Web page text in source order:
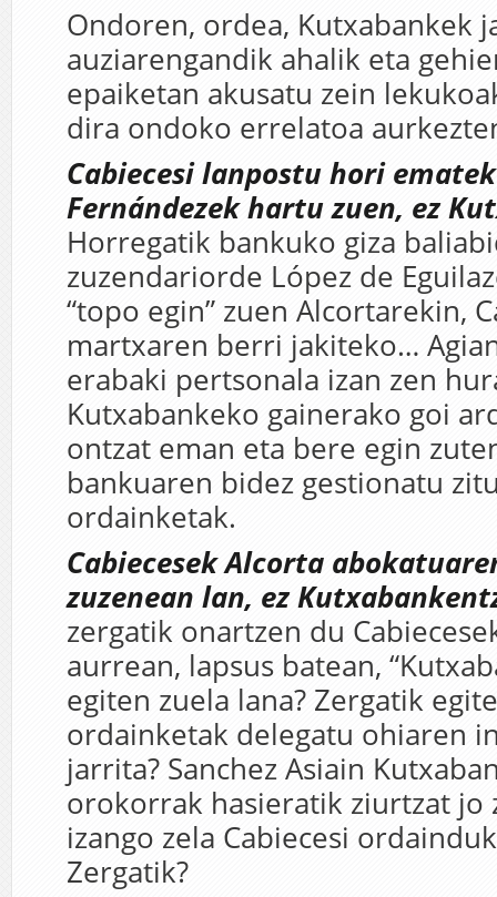
Ondoren, ordea, Kutxabankek
auziarengandik ahalik eta
epaiketan akusatu zein
dira ondoko errelatoa
Cabiecesi lanpostu hori
Fernándezek hartu zuen, ez
Horregatik bankuko giza
zuzendariorde López de
“topo egin” zuen Alcortarekin,
martxaren berri jakiteko…
erabaki pertsonala izan zen
Kutxabankeko gainerako goi
ontzat eman eta bere egin
bankuaren bidez gestionatu
ordainketak.
Cabiecesek Alcorta
zuzenean lan, ez
zergatik onartzen du
aurrean, lapsus batean,
egiten zuela lana? Zergatik
ordainketak delegatu ohiaren
jarrita? Sanchez Asiain
orokorrak hasieratik ziurtzat jo
izango zela Cabiecesi
Zergatik?